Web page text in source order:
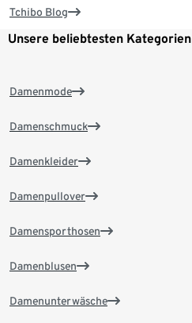
Tchibo Blog
Unsere beliebtesten Kategorien
Damenmode
Damenschmuck
Damenkleider
Damenpullover
Damensporthosen
Damenblusen
Damenunterwäsche